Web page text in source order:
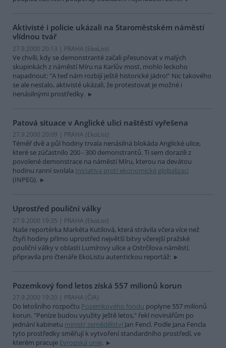
Aktivisté i policie ukázali na Staroměstském náměstí
vlídnou tvář
27.9.2000 20:13 | PRAHA (EkoList)
Ve chvíli, kdy se demonstranté začali přesunovat v malých
skupinkách z náměstí Míru na Karlův most, mohlo leckoho
napadnout: "A teď nám rozbijí ještě historické jádro!" Nic takového
se ale nestalo, aktivisté ukázali, že protestovat je možné i
nenásilnými prostředky.
Patová situace v Anglické ulici naštěstí vyřešena
27.9.2000 20:09 | PRAHA (EkoList)
Téměř dvě a půl hodiny trvala nenásilná blokáda Anglické ulice,
které se zúčastnilo 200 - 300 demonstrantů. Ti sem dorazili z
povolené demonstrace na náměstí Míru, kterou na devátou
hodinu ranní svolala Iniciativa proti ekonomické globalizaci
(INPEG).
Uprostřed pouliční války
27.9.2000 19:35 | PRAHA (EkoList)
Naše reportérka Markéta Kutilová, která strávila včera více než
čtyři hodiny přímo uprostřed největší bitvy včerejší pražské
pouliční války v oblasti Lumírovy ulice a Ostrčilova náměstí,
připravila pro čtenáře EkoListu autentickou reportáž:
Pozemkový fond letos získá 557 milionů korun
27.9.2000 19:20 | PRAHA (ČIA)
Do letošního rozpočtu Pozemkového fondu poplyne 557 milionů
korun. "Peníze budou využity ještě letos," řekl novinářům po
jednání kabinetu ministr zemědělství Jan Fencl. Podle Jana Fencla
tyto prostředky směřují k vytvoření standardního prostředí, ve
kterém pracuje Evropská unie.